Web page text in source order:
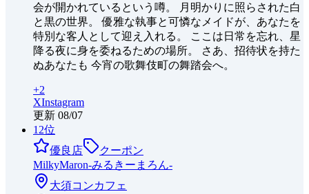
会が開かれているという噂。 月明かりに照らされた白
と黒の世界。 優雅な執事と可憐なメイドが、あなたを
特別な客人として迎え入れる。 ここは日常を忘れ、星
降る夜に身を委ねるための場所。 さあ、招待状を持た
ぬあなたも 今宵の歌舞伎町の舞踏会へ。
+2
XInstagram
更新 08/07
12位
優良店
クーポン
MilkyMaron-みるきーまろん-
大須コンカフェ